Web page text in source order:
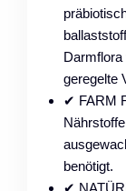
Darmflora
geregelte
✔ FARM
benötigt.
✔